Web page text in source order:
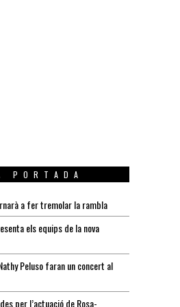
PORTADA
a fer tremolar la rambla
els equips de la nova
Peluso faran un concert al
per l’actuació de Rosa-